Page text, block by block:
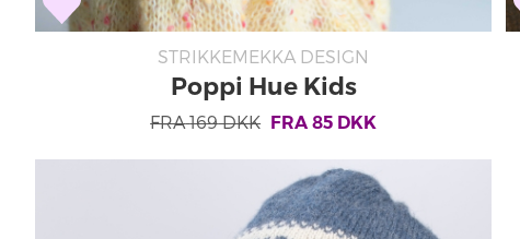
STRIKKEMEKKA DESIGN
Poppi Hue Kids
FRA 169DKK FRA 85 DKK